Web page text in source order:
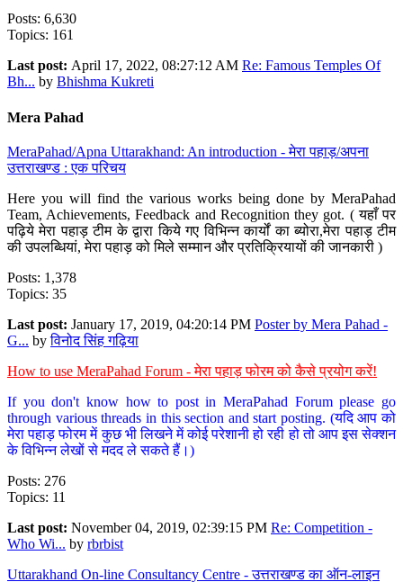
Posts: 6,630
Topics: 161
Last post: April 17, 2022, 08:27:12 AM Re: Famous Temples Of
Bh... by Bhishma Kukreti
Mera Pahad
MeraPahad/Apna Uttarakhand: An introduction - मेरा पहाड़/अपना
उत्तराखण्ड : एक परिचय
Here you will find the various works being done by MeraPahad
Team, Achievements, Feedback and Recognition they got. ( यहाँ पर
पढ़िये मेरा पहाड़ टीम के द्वारा किये गए विभिन्न कार्यों का ब्योरा,मेरा पहाड़ टीम
की उपलब्धियां, मेरा पहाड़ को मिले सम्मान और प्रतिक्रियायों की जानकारी )
Posts: 1,378
Topics: 35
Last post: January 17, 2019, 04:20:14 PM Poster by Mera Pahad -
G... byविनोद सिंह गढ़िया
How to use MeraPahad Forum - मेरा पहाड़ फोरम को कैसे प्रयोग करें!
If you don't know how to post in MeraPahad Forum please go
through various threads in this section and start posting. (यदि आप को
मेरा पहाड़ फोरम में कुछ भी लिखने में कोई परेशानी हो रही हो तो आप इस सेक्शन
के विभिन्न लेखों से मदद ले सकते हैं।)
Posts: 276
Topics: 11
Last post: November 04, 2019, 02:39:15 PM Re: Competition -
Who Wi... by rbrbist
Uttarakhand On-line Consultancy Centre - उत्तराखण्ड का ऑन-लाइन